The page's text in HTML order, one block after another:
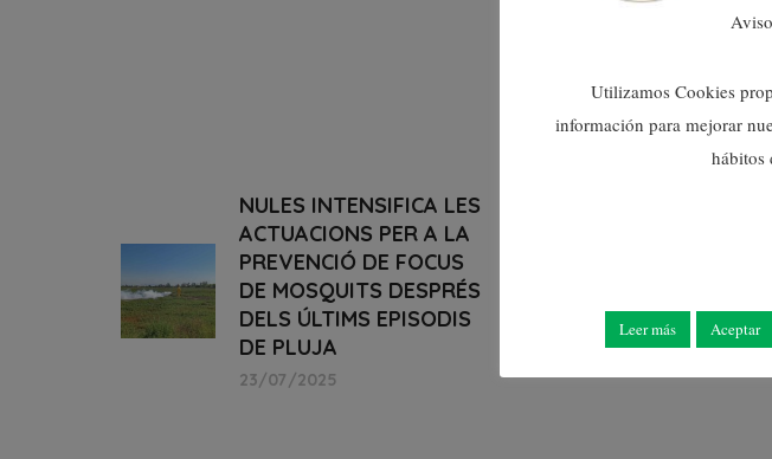
NULES INTENSIFICA LES
ACTUACIONS PER A LA
PREVENCIÓ DE FOCUS
DE MOSQUITS DESPRÉS
DELS ÚLTIMS EPISODIS
DE PLUJA
23/07/2025
Utilizamos Cookies
información para mejorar
hábitos
Leer más Aceptar